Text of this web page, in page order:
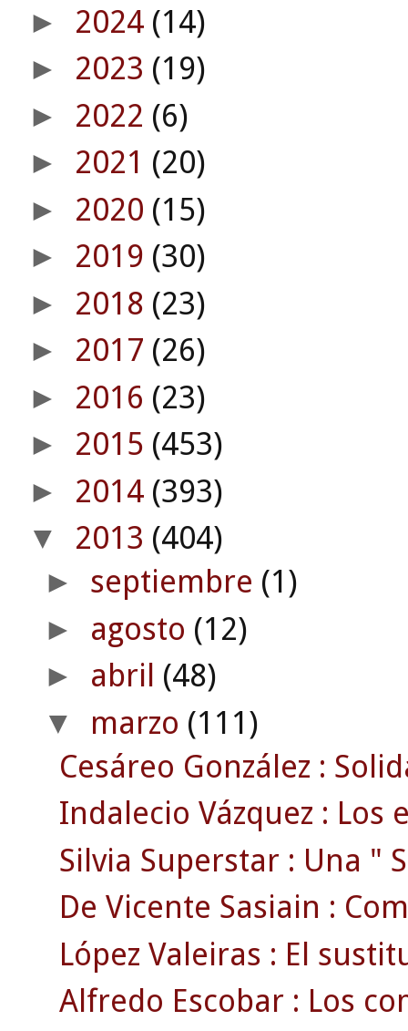
► 2024 (14)
► 2023 (19)
► 2022 (6)
► 2021 (20)
► 2020 (15)
► 2019 (30)
► 2018 (23)
► 2017 (26)
► 2016 (23)
► 2015 (453)
► 2014 (393)
▼ 2013 (404)
► septiembre (1)
► agosto (12)
► abril (48)
▼ marzo (111)
Cesáreo González :
Indalecio Vázquez : Los
Silvia Superstar : Una "
De Vicente Sasiain :
López Valeiras : El
Alfredo Escobar : Los